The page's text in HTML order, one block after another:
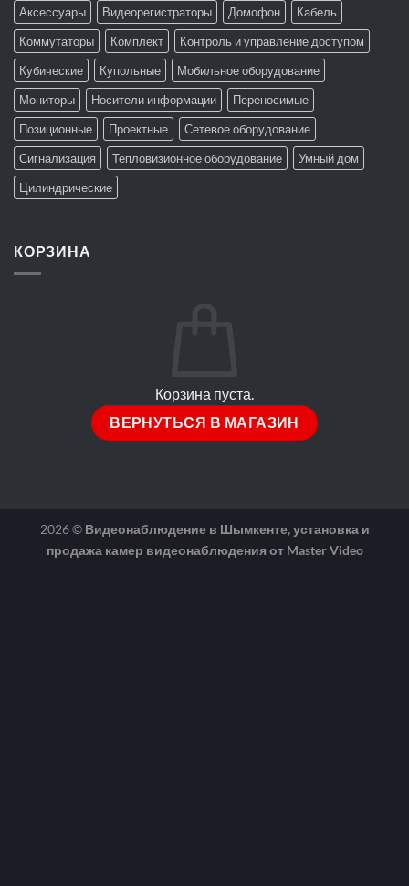
Аксессуары
Видеорегистраторы Домофон
Кабель
Коммутаторы
Комплект
Контроль и управление доступом
Кубические
Купольные
Мобильное оборудование
Мониторы
Носители информации
Переносимые
Позиционные
Проектные
Сетевое оборудование
Сигнализация
Тепловизионное оборудование
Умный дом
Цилиндрические
КОРЗИНА
Корзина пуста.
ВЕРНУТЬСЯ В МАГАЗИН
2026 © Видеонаблюдение в Шымкенте, установка и
продажа камер видеонаблюдения от Master Video